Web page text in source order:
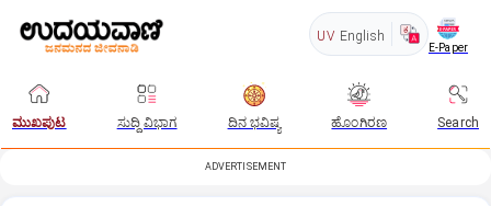
UV English
E-Paper
ಮುಖಪುಟ ಸುದ್ದಿ ವಿಭಾಗ ದಿನ ಭವಿಷ್ಯ ಹೊಂಗಿರಣ Search
ADVERTISEMENT